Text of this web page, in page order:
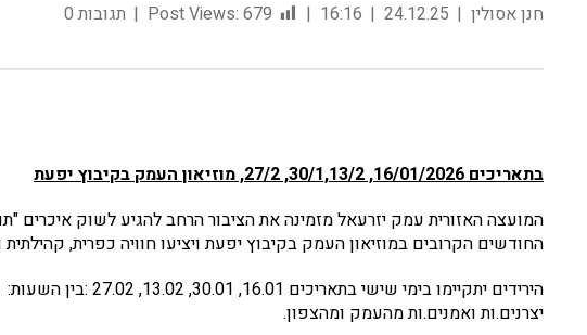
חנן אסולין 24.12.25
16:16
Post Views: 679 תגובות 0
בתאריכים 16/01/2026, 30/1,13/2, 27/2, מוזיאון העמק בקיבוץ יפעת
המועצה האזורית עמק יזרעאל מזמינה את הציבור הרחב להגיע לשוק איכרים
החודשים הקרובים במוזיאון העמק בקיבוץ יפעת ויציעו חוויה כפרית,
יצרנים.ות ואמנים.ות מהעמק ומהצפון.